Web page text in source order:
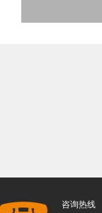
咨询热线